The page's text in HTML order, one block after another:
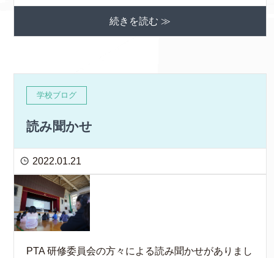
続きを読む ≫
学校ブログ
読み聞かせ
2022.01.21
PTA 研修委員会の方々による読み聞かせがありまし